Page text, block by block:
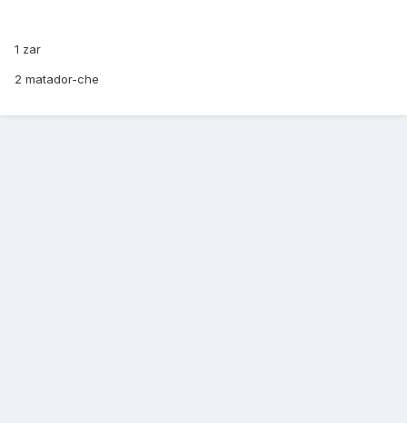
1 zar
2 matador-che